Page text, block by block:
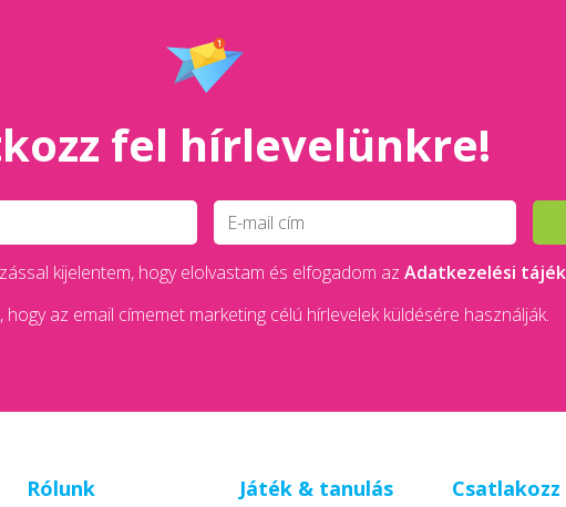
fel hírlevelünkre!
kijelentem, hogy elolvastam és elfogadom az Adatkezelési
hogy az email címemet marketing célú hírlevelek küldésére használják.
Rólunk Játék & tanulás Csatlakozz